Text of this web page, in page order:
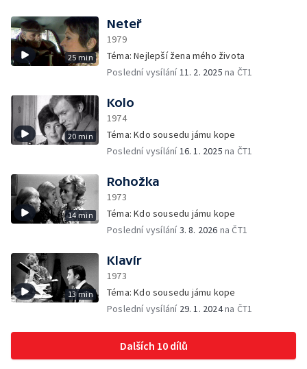
25 min
Neteř
1979
Téma: Nejlepší žena mého života
Poslední vysílání11. 2. 2025 na ČT1
20 min
Kolo
1974
Téma: Kdo sousedu jámu kope
Poslední vysílání16. 1. 2025 na ČT1
14 min
Rohožka
1973
Téma: Kdo sousedu jámu kope
Poslední vysílání3. 8. 2026 na ČT1
13 min
Klavír
1973
Téma: Kdo sousedu jámu kope
Poslední vysílání 29. 1. 2024na ČT1
Dalších 10 dílů